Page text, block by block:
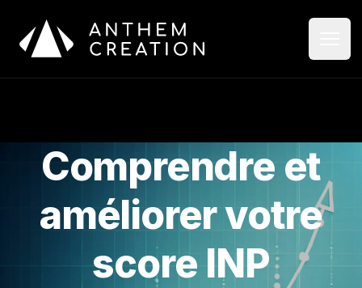
Comprendre et
améliorer votre
score INP